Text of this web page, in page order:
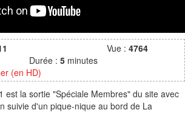
Vue : 4764
Durée : 5 minutes
(en HD)
est la sortie "Spéciale Membres" du site avec
suivie d'un pique-nique au bord de La